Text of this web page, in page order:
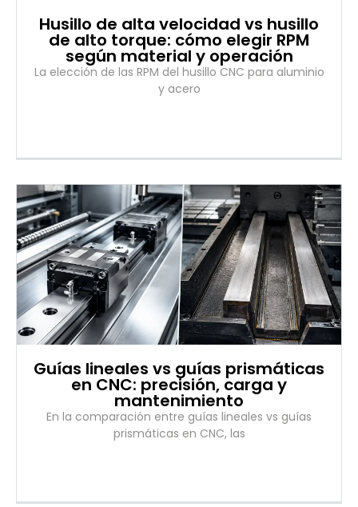
Husillo de alta velocidad vs husillo
de alto torque: cómo elegir RPM
según material y operación
La elección de las RPM del husillo CNC para aluminio
y acero
Guías lineales vs guías prismáticas
en CNC: precisión, carga y
mantenimiento
En la comparación entre guías lineales vs guías
prismáticas en CNC, las